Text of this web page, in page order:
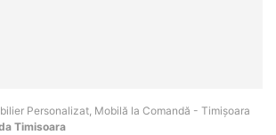
Personalizat, Mobilă la Comandă - Timişoara
Timisoara